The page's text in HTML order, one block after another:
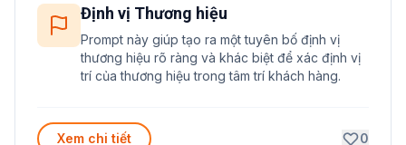
Định vị Thương hiệu
Prompt này giúp tạo ra một tuyên bố định vị
thương hiệu rõ ràng và khác biệt để xác định vị
trí của thương hiệu trong tâm trí khách hàng.
Xem chi tiết 0